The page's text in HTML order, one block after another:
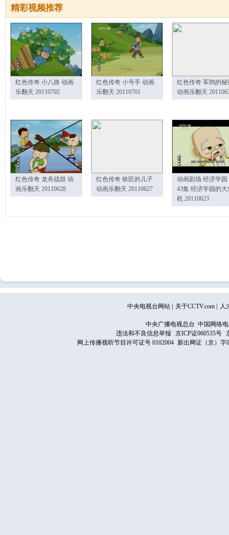
精彩视频推荐
红色传奇 小八路 动画
乐翻天 20110702
红色传奇 小号手 动画
乐翻天 20110701
红色传奇 军鸽的秘
动画乐翻天
红色传奇 龙舟战鼓 动
画乐翻天 20110628
红色传奇 铁匠的儿子
动画乐翻天 20110627
动画剧场 经济学园
43集 经济学园的大
机 20110623
中央电视台网站 关于CCTV.com 人
中央广播电视总台 中国网络
违法和不良信息举报
京ICP证060535号
网上传播视听节目许可证号 0102004 新出网证（京）